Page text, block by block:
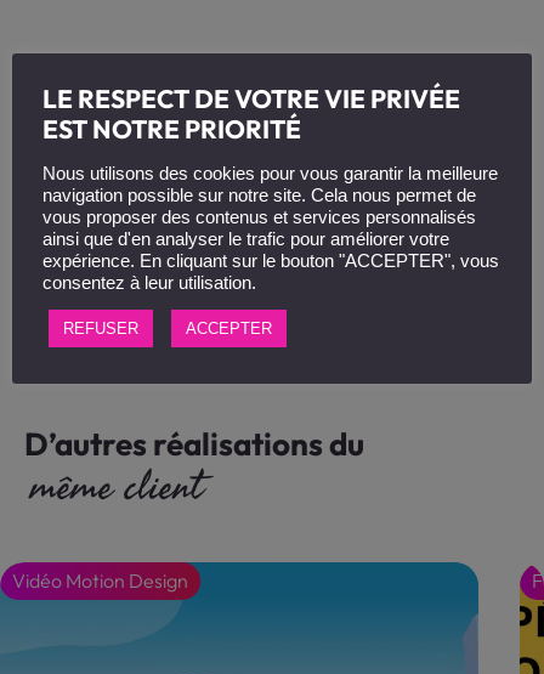
D’autres réalisations du
même client
LE RESPECT DE VOTRE VIE PRIVÉE
EST NOTRE PRIORITÉ
Nous utilisons des cookies pour vous garantir la meilleure
navigation possible sur notre site. Cela nous permet de
vous proposer des contenus et services personnalisés
ainsi que d'en analyser le trafic pour améliorer votre
expérience. En cliquant sur le bouton "ACCEPTER", vous
consentez à leur utilisation.
REFUSER ACCEPTER